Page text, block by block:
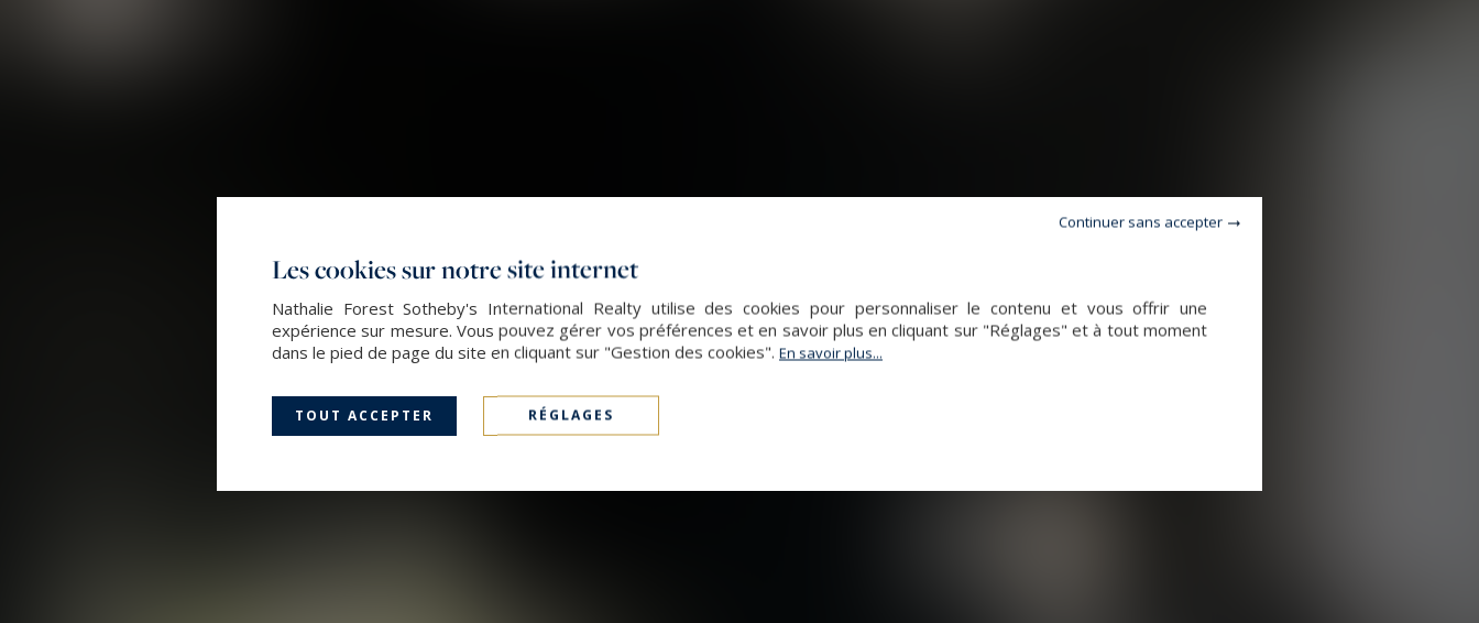
Les cookies sur notre site internet
Nathalie Forest Sotheby's International Realty utilise des cookies pour personnaliser le contenu et vous offrir une
expérience sur mesure. Vous pouvez gérer vos préférences et en savoir plus en cliquant sur "Réglages" et à tout moment
dans le pied de page du site en cliquant sur "Gestion des cookies". En savoir plus...
TOUT ACCEPTER RÉGLAGES
Continuer sans accepter